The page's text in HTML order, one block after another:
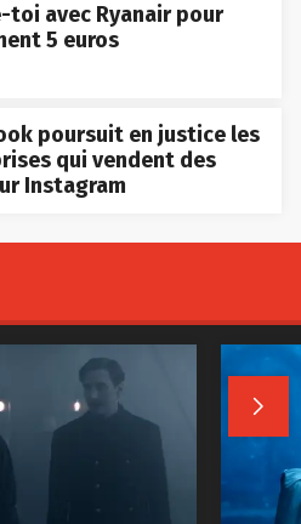
toi avec Ryanair pour
5 euros
poursuit en justice les
qui vendent des
Instagram
